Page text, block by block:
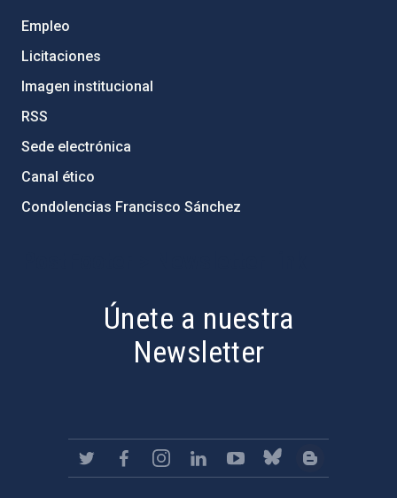
Empleo
Licitaciones
Imagen institucional
RSS
Sede electrónica
Canal ético
Condolencias Francisco Sánchez
Únete a nuestra
Newsletter